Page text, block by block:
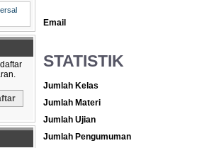
Email
STATISTIK
Jumlah Kelas
Jumlah Materi
Jumlah Ujian
Jumlah Pengumuman